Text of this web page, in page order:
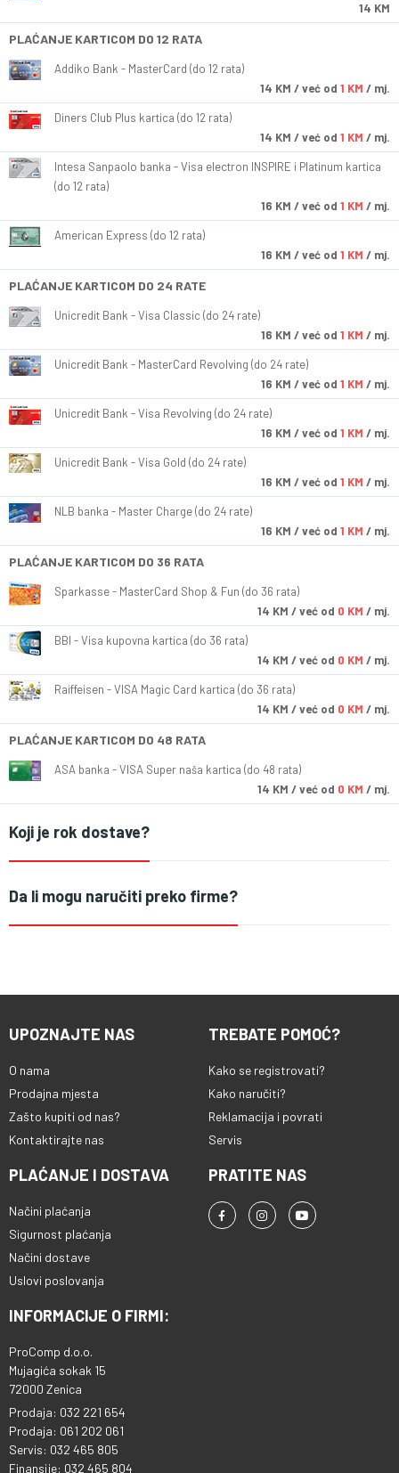
14 KM
PLAĆANJE KARTICOM DO 12 RATA
Addiko Bank - MasterCard (do 12 rata)
14 KM / već od 1 KM / mj.
Diners Club Plus kartica (do 12 rata)
14 KM / već od 1 KM / mj.
Intesa Sanpaolo banka - Visa electron INSPIRE i Platinum kartica
(do 12 rata)
16 KM / već od 1 KM / mj.
American Express (do 12 rata)
16 KM / već od 1 KM / mj.
PLAĆANJE KARTICOM DO 24 RATE
Unicredit Bank - Visa Classic (do 24 rate)
16 KM / već od 1 KM / mj.
Unicredit Bank - MasterCard Revolving (do 24 rate)
16 KM / već od 1 KM / mj.
Unicredit Bank - Visa Revolving (do 24 rate)
16 KM / već od 1 KM / mj.
Unicredit Bank - Visa Gold (do 24 rate)
16 KM / već od 1 KM / mj.
NLB banka - Master Charge (do 24 rate)
16 KM / već od 1 KM / mj.
PLAĆANJE KARTICOM DO 36 RATA
Sparkasse - MasterCard Shop & Fun (do 36 rata)
14 KM / već od 0 KM / mj.
BBI - Visa kupovna kartica (do 36 rata)
14 KM / već od 0 KM / mj.
Raiffeisen - VISA Magic Card kartica (do 36 rata)
14 KM / već od 0 KM / mj.
PLAĆANJE KARTICOM DO 48 RATA
ASA banka - VISA Super naša kartica (do 48 rata)
14 KM / već od 0 KM / mj.
Koji je rok dostave?
Da li mogu naručiti preko firme?
UPOZNAJTE NAS
O nama
Prodajna mjesta
Zašto kupiti od nas?
Kontaktirajte nas
TREBATE POMOĆ?
Kako se registrovati?
Kako naručiti?
Reklamacija i povrati
Servis
PLAĆANJE I DOSTAVA
Načini plaćanja
Sigurnost plaćanja
Načini dostave
Uslovi poslovanja
PRATITE NAS
INFORMACIJE O FIRMI:
ProComp d.o.o.
Mujagića sokak 15
72000 Zenica
Prodaja: 032 221 654
Prodaja: 061 202 061
Servis: 032 465 805
Finansije: 032 465 804